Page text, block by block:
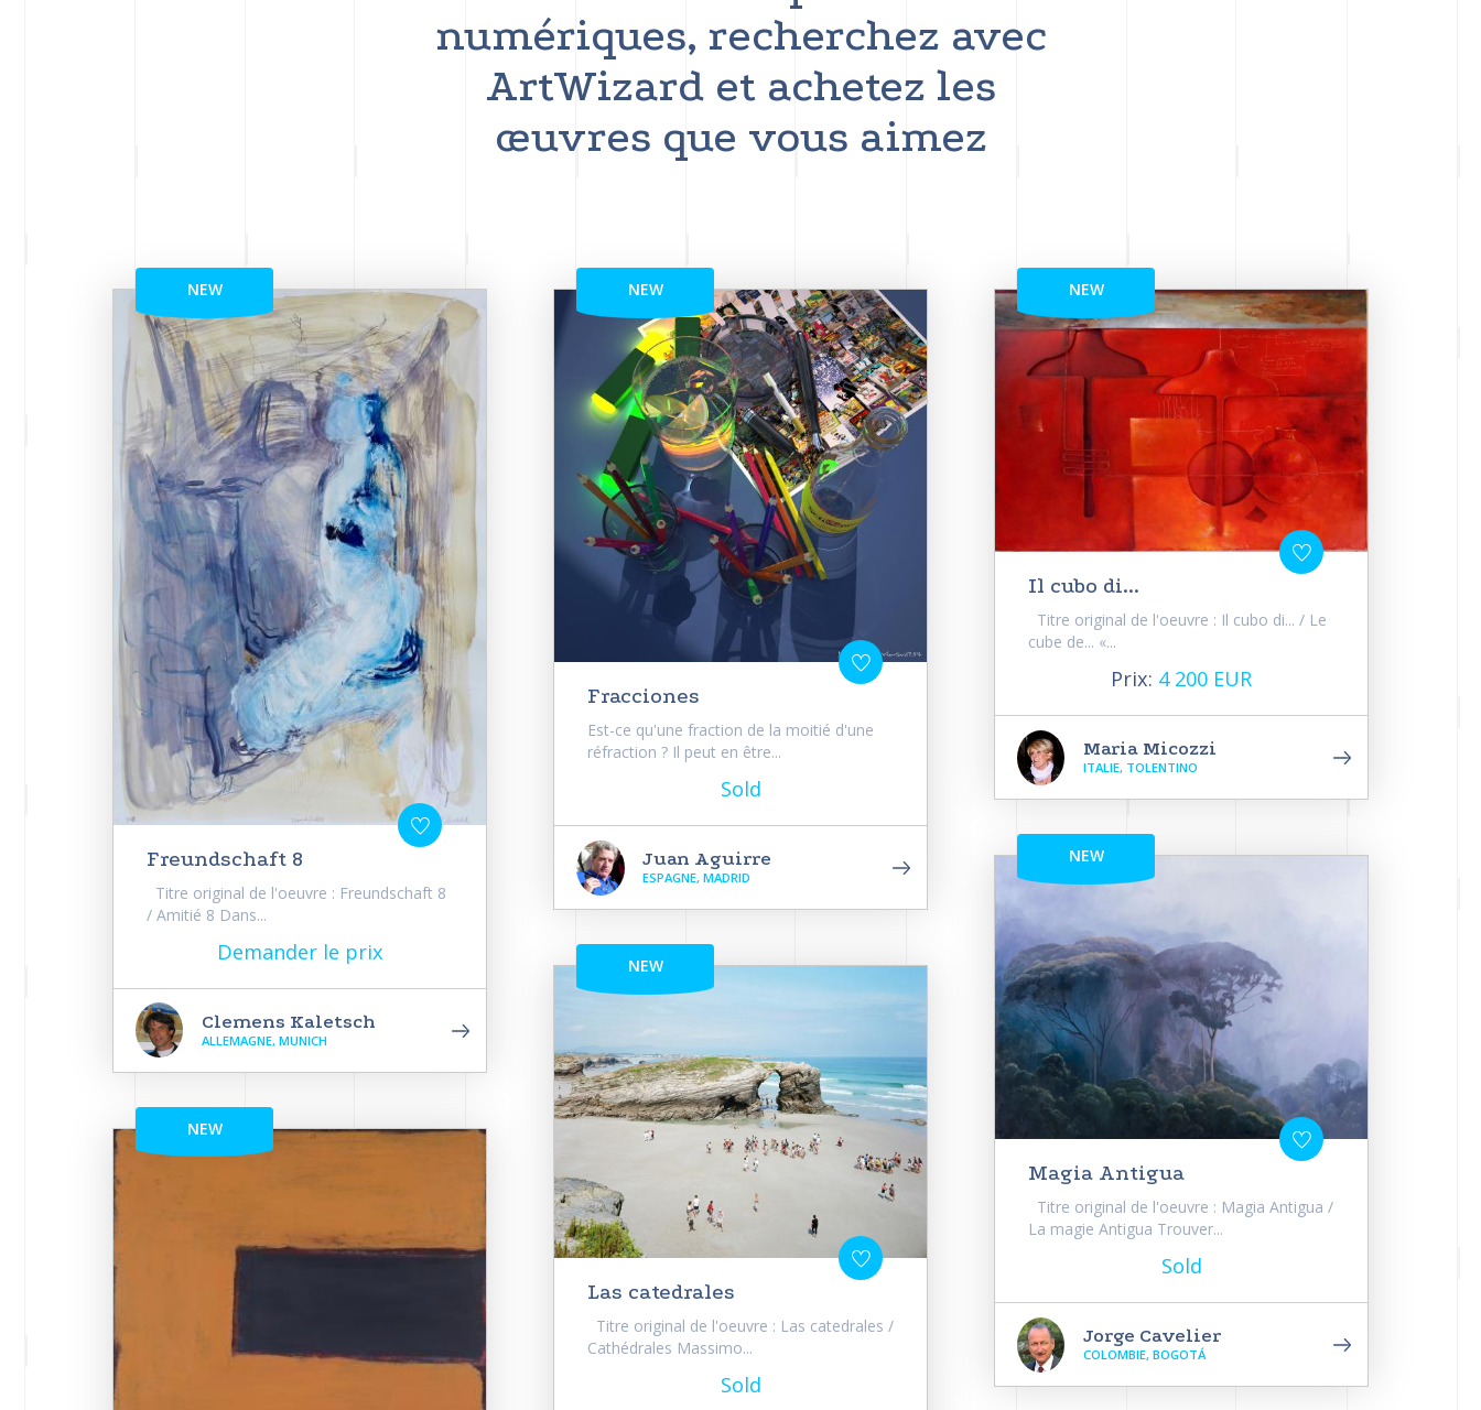
numériques, recherchez avec
ArtWizard et achetez les
œuvres que vous aimez
NEW
Freundschaft 8
Titre original de l'oeuvre : Freundschaft 8
/ Amitié 8 Dans...
Demander le prix
Clemens Kaletsch
ALLEMAGNE, MUNICH
NEW
NEW
Fracciones
Est-ce qu'une fraction de la moitié d'une
réfraction ? Il peut en être...
Sold
Juan Aguirre
ESPAGNE, MADRID
NEW
Las catedrales
Titre original de l'oeuvre : Las catedrales /
Cathédrales Massimo...
Sold
NEW
Il cubo di...
Titre original de l'oeuvre : Il cubo di... / Le
cube de... «...
Prix: 4 200 EUR
Maria Micozzi
ITALIE, TOLENTINO
NEW
Magia Antigua
Titre original de l'oeuvre : Magia Antigua /
La magie Antigua Trouver...
Sold
Jorge Cavelier
COLOMBIE, BOGOTÁ